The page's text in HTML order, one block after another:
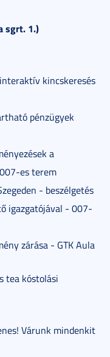
sgrt. 1.)
kincskeresés
pénzügyek
a
es terem
- beszélgetés
igazgatójával - 007-
zárása - GTK Aula
tea kóstolási
Várunk mindenkit